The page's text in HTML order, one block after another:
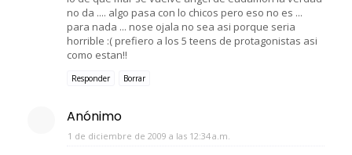
no da .... algo pasa con lo chicos pero eso no es ...
para nada ... nose ojala no sea asi porque seria
horrible :( prefiero a los 5 teens de protagonistas asi
como estan!!
Responder Borrar
Anónimo
1 de diciembre de 2009 a las 12:34 a.m.